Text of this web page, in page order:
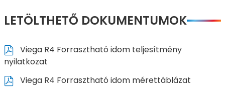
LETÖLTHETŐ DOKUMENTUMOK
Viega R4 Forrasztható idom teljesítmény
nyilatkozat
Viega R4 Forrasztható idom mérettáblázat